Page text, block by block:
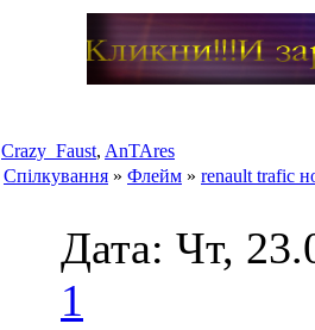
Crazy_Faust, AnTAres
Спілкування » Флейм » renault trafic
Дата: Чт,
1